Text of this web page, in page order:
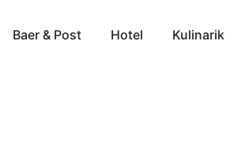
Baer & Post Hotel Kulinarik